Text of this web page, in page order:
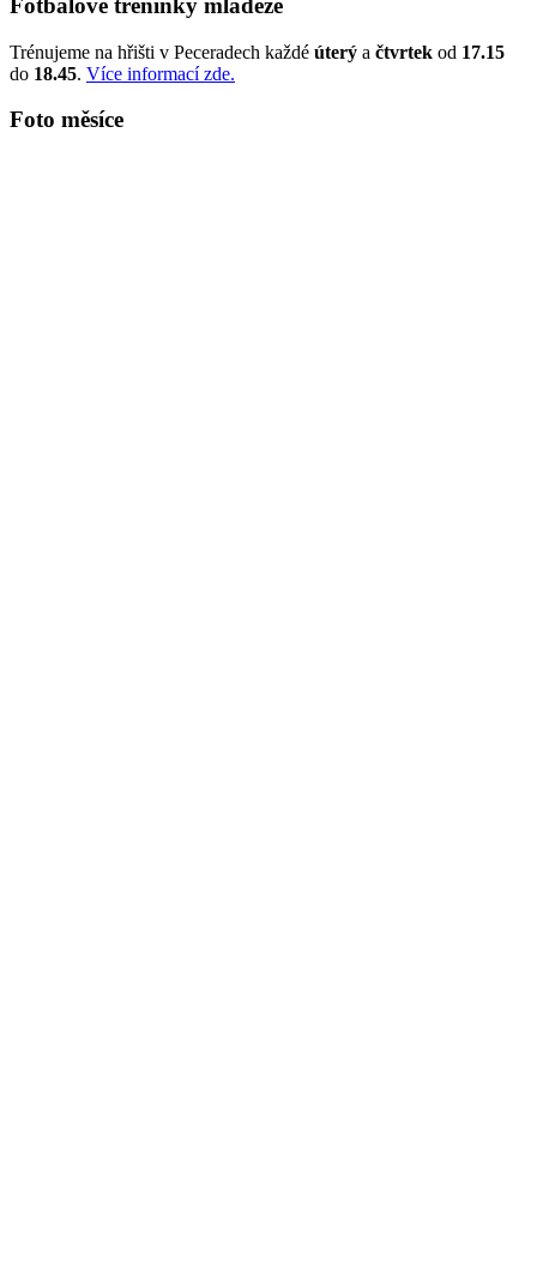
Fotbalové tréninky mládeže
Trénujeme na hřišti v Peceradech každé úterý a čtvrtek od 17.15
do 18.45. Více informací zde.
Foto měsíce